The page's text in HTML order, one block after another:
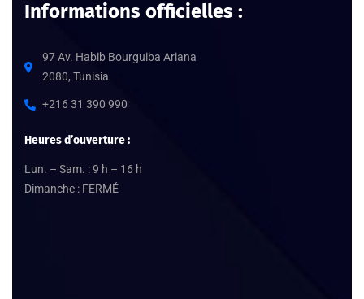
Informations officielles :
97 Av. Habib Bourguiba Ariana
2080, Tunisia
+216 31 390 990
Heures d’ouverture :
Lun. – Sam. : 9 h – 16 h
Dimanche : FERMÉ